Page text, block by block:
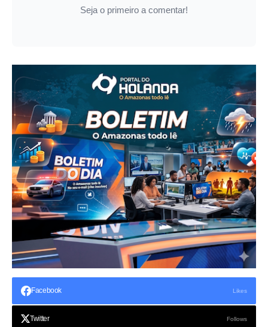
Seja o primeiro a comentar!
Facebook Likes
Twitter Follows